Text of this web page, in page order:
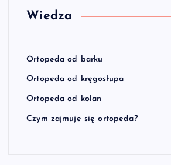
Wiedza
Ortopeda od barku
Ortopeda od kręgosłupa
Ortopeda od kolan
Czym zajmuje się ortopeda?